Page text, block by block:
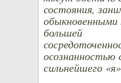
состояния,
обыкновенными
большей
сильнейшего